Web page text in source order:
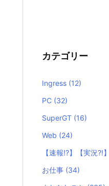
カテゴリー
Ingress (12)
PC (32)
SuperGT (16)
Web (24)
【速報!?】【実況?!】
お仕事 (34)